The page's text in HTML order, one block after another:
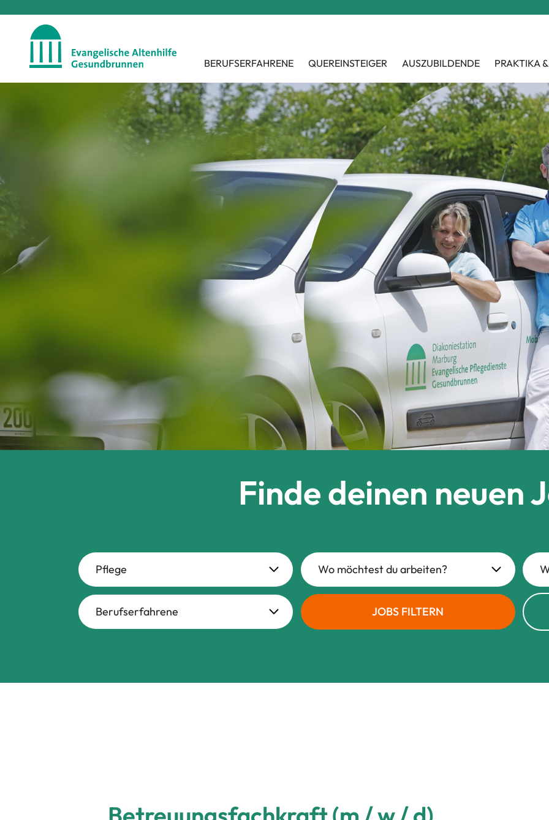
BERUFSERFAHRENE QUEREINSTEIGER AUSZUBILDENDE PRAKTIKA
aktuellen
Jobangebote
Finde deinen neuen
Pflege Wo möchtest du arbeiten?
Berufserfahrene JOBS FILTERN